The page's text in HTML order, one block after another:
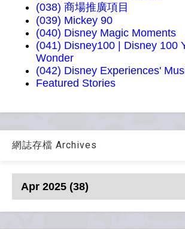
(038) 商場推廣項目
(039) Mickey 90
(040) Disney Magic Moments
(041) Disney100 | Disney 100
Wonder
(042) Disney Experiences'
Featured Stories
網誌存檔 Archives